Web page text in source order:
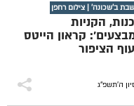
ב'שכונה' | צילום רחפן
הקניות
קראון הייטס
הציפור
ה׳תשפ״ג